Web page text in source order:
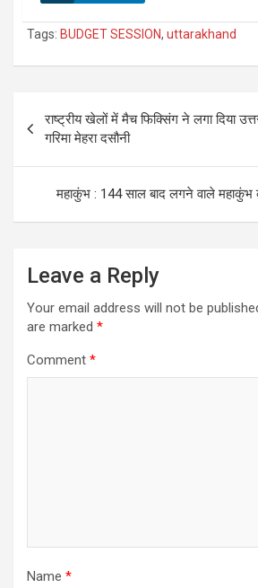
Tags: BUDGET SESSION, uttarakhand
navigation
राष्ट्रीय खेलों में मैच फिक्सिंग ने लगा दिया
गरिमा मेहरा दसौनी
महाकुंभ : 144 साल बाद लगने वाले महाकुंभ
Leave a Reply
Your email address will not be
are marked *
Comment *
Name *